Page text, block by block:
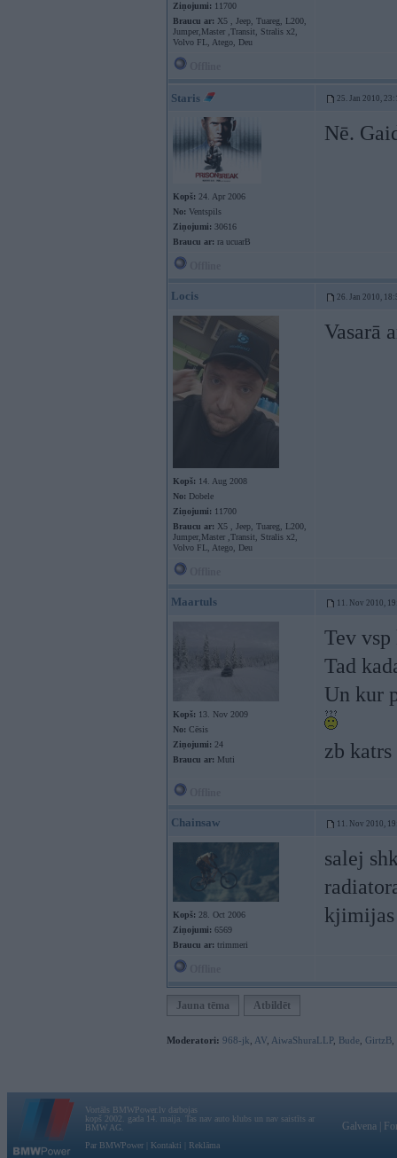
Ziņojumi: 11700
Braucu ar: X5 , Jeep, Tuareg, L200,
Jumper,Master ,Transit, Stralis x2,
Volvo FL, Atego, Deu
Staris 25. Jan 2010,
Kopš: 24. Apr 2006
No: Ventspils
Ziņojumi: 30616
Braucu ar: ra ucuarB
Nē.
Locis 26. Jan 2010,
Kopš: 14. Aug 2008
No: Dobele
Ziņojumi: 11700
Braucu ar: X5 , Jeep, Tuareg, L200,
Jumper,Master ,Transit, Stralis x2,
Volvo FL, Atego, Deu
Vasarā
Maartuls 11. Nov 2010,
Kopš: 13. Nov 2009
No: Cēsis
Ziņojumi: 24
Braucu ar: Muti
Tev
Tad
Un kur
zb
Chainsaw 11. Nov 2010,
Kopš: 28. Oct 2006
Ziņojumi: 6569
Braucu ar: trimmeri
salej
kjimijas
Jauna tēma Atbildēt
Moderatori: 968-jk AV AiwaShuraLLP, Bude GirtzB
Vortāls BMWPower.lv darbojas
kopš 2002. gada 14. maija. Tas nav auto klubs un nav saistīts ar
BMW AG.
Par BMWPower
Kontakti Reklāma
Galvena